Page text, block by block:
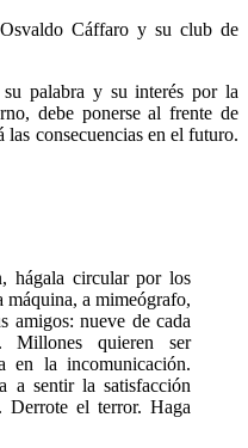
Cáffaro y su club de
palabra y su interés por la
debe ponerse al frente de
consecuencias en el futuro.
hágala circular por los
máquina, a mimeógrafo,
amigos: nueve de cada
Millones quieren ser
en la incomunicación.
a sentir la satisfacción
el terror. Haga